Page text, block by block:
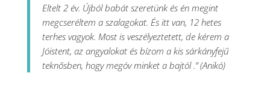
Eltelt 2 év. Újból babát szeretünk és én megint
megcseréltem a szalagokat. És itt van, 12 hetes
terhes vagyok. Most is veszélyeztetett, de kérem a
Jóistent, az angyalokat és bízom a kis sárkányfejű
teknősben, hogy megóv minket a bajtól .” (Anikó)